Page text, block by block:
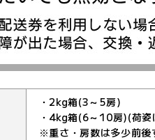
・2kg箱(3～5房)
・4kg箱(6～10房)(荷
※重さ・房数は多少前後